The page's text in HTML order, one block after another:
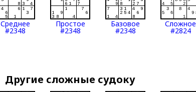
Среднее
#2348
Простое
#2348
Базовое
#2348
Сложное
#2824
Другие сложные судоку